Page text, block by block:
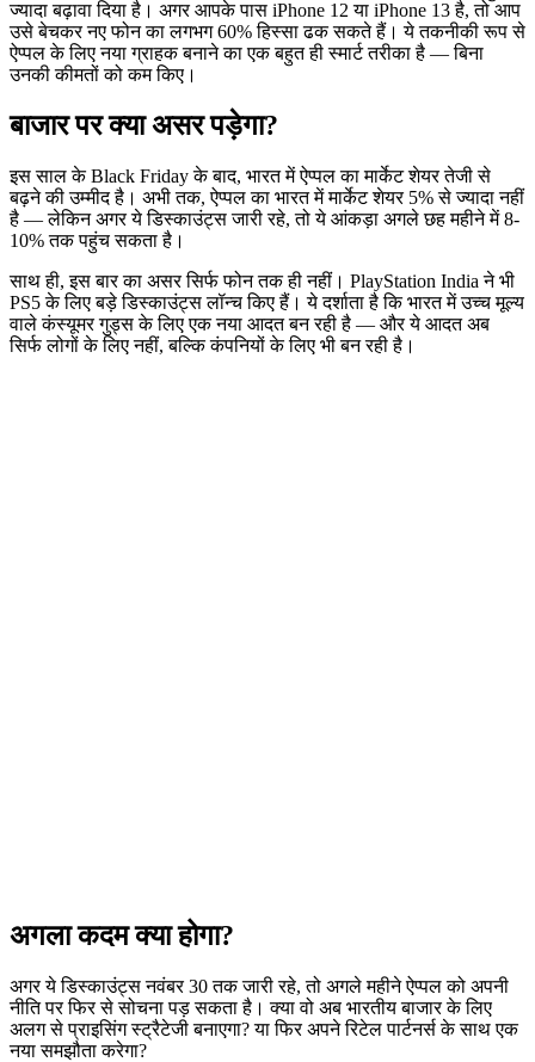
ज्यादा बढ़ावा दिया है। अगर आपके पास iPhone 12 या iPhone 13 है, तो आप
उसे बेचकर नए फोन का लगभग 60% हिस्सा ढक सकते हैं। ये तकनीकी रूप से
ऐप्पल के लिए नया ग्राहक बनाने का एक बहुत ही स्मार्ट तरीका है — बिना
उनकी कीमतों को कम किए।
बाजार पर क्या असर पड़ेगा?
इस साल के Black Friday के बाद, भारत में ऐप्पल का मार्केट शेयर तेजी से
बढ़ने की उम्मीद है। अभी तक, ऐप्पल का भारत में मार्केट शेयर 5% से ज्यादा नहीं
है — लेकिन अगर ये डिस्काउंट्स जारी रहे, तो ये आंकड़ा अगले छह महीने में 8-
10% तक पहुंच सकता है।
साथ ही, इस बार का असर सिर्फ फोन तक ही नहीं। PlayStation India ने भी
PS5 के लिए बड़े डिस्काउंट्स लॉन्च किए हैं। ये दर्शाता है कि भारत में उच्च मूल्य
वाले कंस्यूमर गुड्स के लिए एक नया आदत बन रही है — और ये आदत अब
सिर्फ लोगों के लिए नहीं, बल्कि कंपनियों के लिए भी बन रही है।
अगला कदम क्या होगा?
अगर ये डिस्काउंट्स नवंबर 30 तक जारी रहे, तो अगले महीने ऐप्पल को अपनी
नीति पर फिर से सोचना पड़ सकता है। क्या वो अब भारतीय बाजार के लिए
अलग से प्राइसिंग स्ट्रैटेजी बनाएगा? या फिर अपने रिटेल पार्टनर्स के साथ एक
नया समझौता करेगा?